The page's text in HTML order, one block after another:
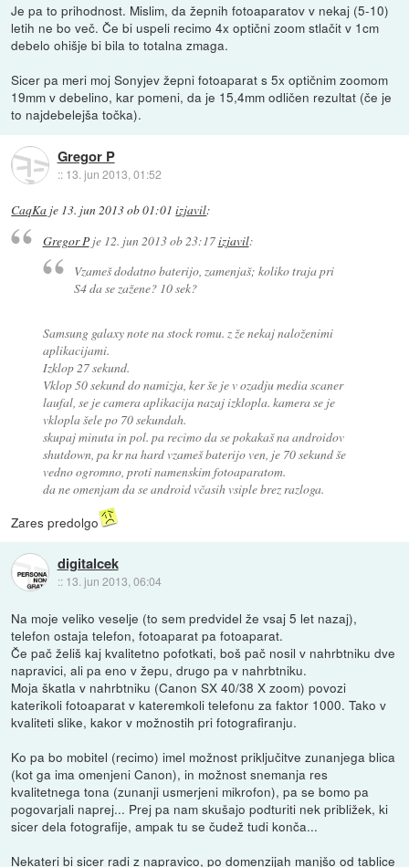
Je pa to prihodnost. Mislim, da žepnih fotoaparatov v nekaj (5-10)
letih ne bo več. Če bi uspeli recimo 4x optični zoom stlačit v 1cm
debelo ohišje bi bila to totalna zmaga.
Sicer pa meri moj Sonyjev žepni fotoaparat s 5x optičnim zoomom
19mm v debelino, kar pomeni, da je 15,4mm odličen rezultat (če je
to najdebelejša točka).
Gregor P
:: 13. jun 2013, 01:52
CaqKa je 13. jun 2013 ob 01:01 izjavil:
Gregor Pje 12. jun 2013 ob 23:17izjavil:
Vzameš dodatno baterijo, zamenjaš; koliko traja pri
S4 da se zažene? 10 sek?
Samsung galaxy note na stock romu. z že nekaj naloženimi
aplikacijami.
Izklop 27 sekund.
Vklop 50 sekund do namizja, ker še je v ozadju media scaner
laufal, se je camera aplikacija nazaj izklopla. kamera se je
vklopla šele po 70 sekundah.
skupaj minuta in pol. pa recimo da se pokakaš na androidov
shutdown, pa kr na hard vzameš baterijo ven, je 70 sekund še
vedno ogromno, proti namenskim fotoaparatom.
da ne omenjam da se android včasih vsiple brez razloga.
Zares predolgo
digitalcek
:: 13. jun 2013, 06:04
Na moje veliko veselje (to sem predvidel že vsaj 5 let nazaj),
telefon ostaja telefon, fotoaparat pa fotoaparat.
Če pač želiš kaj kvalitetno pofotkati, boš pač nosil v nahrbtniku dve
napravici, ali pa eno v žepu, drugo pa v nahrbtniku.
Moja škatla v nahrbtniku (Canon SX 40/38 X zoom) povozi
katerikoli fotoaparat v kateremkoli telefonu za faktor 1000. Tako v
kvaliteti slike, kakor v možnostih pri fotografiranju.
Ko pa bo mobitel (recimo) imel možnost priključitve zunanjega blica
(kot ga ima omenjeni Canon), in možnost snemanja res
kvalitetnega tona (zunanji usmerjeni mikrofon), pa se bomo pa
pogovarjali naprej... Prej pa nam skušajo podturiti nek približek, ki
sicer dela fotografije, ampak tu se čudež tudi konča...
Nekateri bi sicer radi z napravico, po domenzijah manjšo od tablice